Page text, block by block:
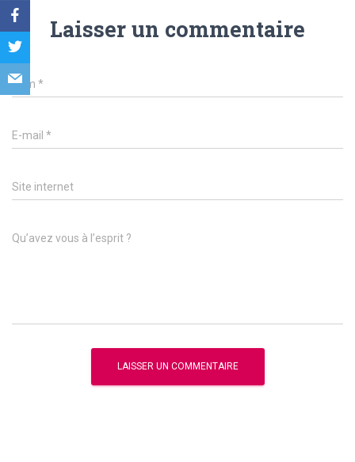
Laisser un commentaire
Nom *
E-mail *
Site internet
Qu’avez vous à l’esprit ?